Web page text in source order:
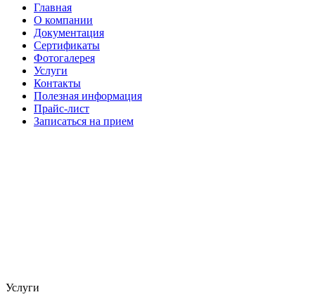
Главная
О компании
Документация
Сертификаты
Фотогалерея
Услуги
Контакты
Полезная информация
Прайс-лист
Записаться на прием
Услуги